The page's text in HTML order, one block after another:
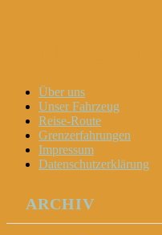
Menu
Widgets
Search
Skip
content
Über uns
Unser Fahrzeug
Reise-Route
Grenzerfahrungen
Impressum
Datenschutzerklärung
ARCHIV